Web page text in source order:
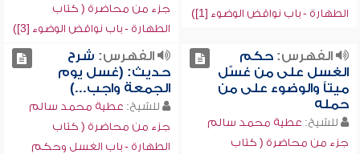
الطهارة - باب نواقض الوضوء [1])
جزء من محاضرة ( كتاب
الطهارة - باب نواقض الوضوء [3])
الفهرس:حكم
الغسل على من غسّل
ميتاً والوضوء على من
حمله
للشيخ: عطية محمد سالم
جزء من محاضرة ( كتاب
الفهرس: شرح
حديث: (غسل يوم
الجمعة واجب...)
للشيخ: عطية محمد سالم
جزء من محاضرة ( كتاب
الطهارة - باب الغسل وحكم